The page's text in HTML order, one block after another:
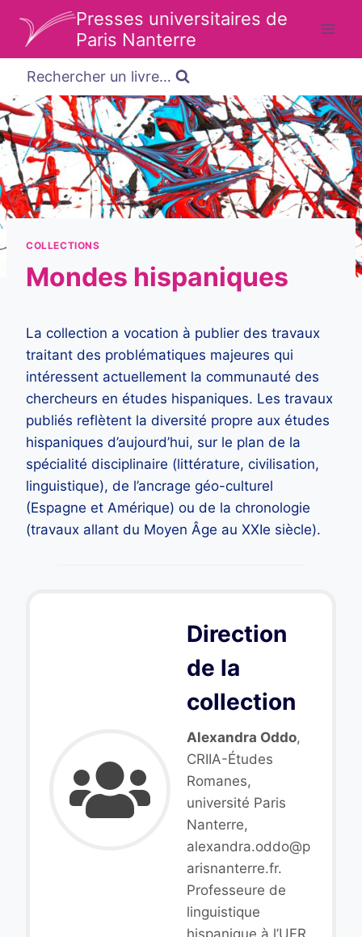
Presses universitaires de
Paris Nanterre
Rechercher un livre…
COLLECTIONS
Mondes hispaniques
La collection a vocation à publier des travaux
traitant des problématiques majeures qui
intéressent actuellement la communauté des
chercheurs en études hispaniques. Les travaux
publiés reflètent la diversité propre aux études
hispaniques d’aujourd’hui, sur le plan de la
spécialité disciplinaire (littérature, civilisation,
linguistique), de l’ancrage géo-culturel
(Espagne et Amérique) ou de la chronologie
(travaux allant du Moyen Âge au XXIe siècle).
Direction
de la
collection
Alexandra Oddo,
CRIIA-Études
Romanes,
université Paris
Nanterre,
alexandra.oddo@p
arisnanterre.fr.
Professeure de
linguistique
hispanique à l’UFR